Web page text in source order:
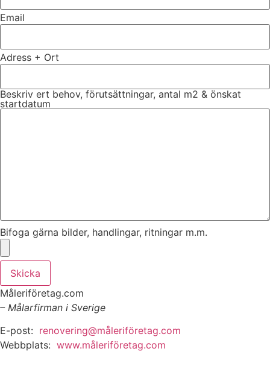
Email
Adress + Ort
Beskriv ert behov, förutsättningar, antal m2 & önskat
startdatum
Bifoga gärna bilder, handlingar, ritningar m.m.
Skicka
Måleriföretag.com
– Målarfirman i Sverige
E-post: renovering@måleriföretag.com
Webbplats: www.måleriföretag.com